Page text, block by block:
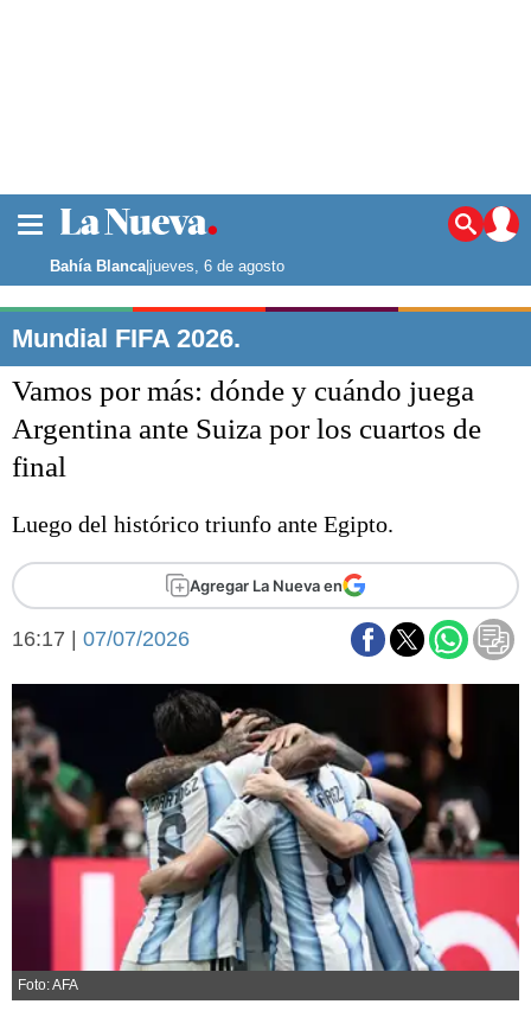
Noticias
La ciudad
Punta Alta
El país
El mundo
Seguridad
Opinión
Liga del Sur
Fútbol
Federal A
Arte y cultura
Economía y campo
Economía y finanzas
Con el campo
Espacio empresas
Sociedad y tiempo
libre
Sociedad
Tecnología
Turismo
Salud
Es viral
Fúnebres
Bahía Blanca|jueves, 6 de agosto
Mundial FIFA 2026.
Vamos por más: dónde y cuándo juega
Argentina ante Suiza por los cuartos de
final
Luego del histórico triunfo ante Egipto.
Agregar La Nueva en
16:17 | 07/07/2026
Foto: AFA